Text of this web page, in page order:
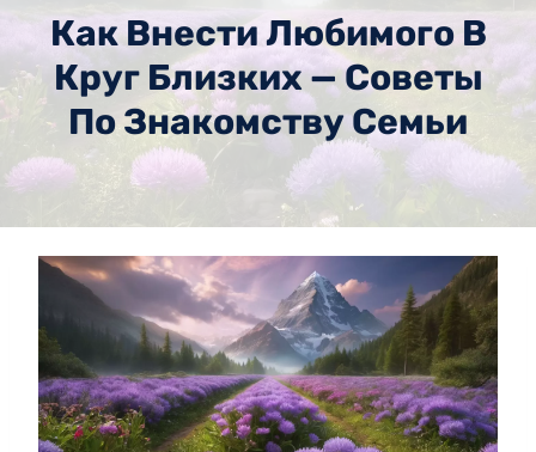
Как Внести Любимого В
Круг Близких — Советы
По Знакомству Семьи